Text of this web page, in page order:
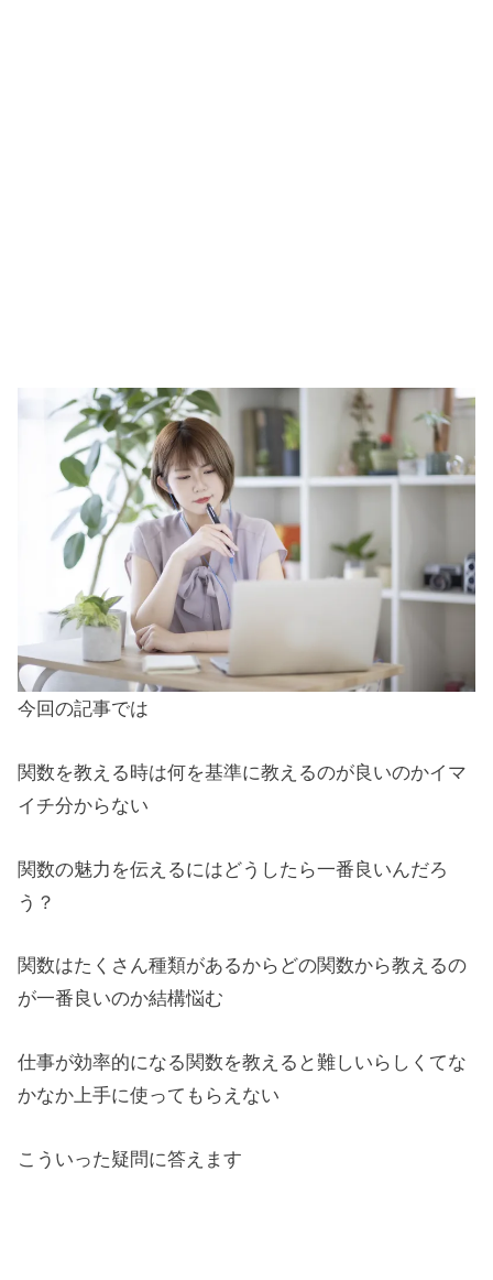
今回の記事では
関数を教える時は何を基準に教えるのが良いのかイマ
イチ分からない
関数の魅力を伝えるにはどうしたら一番良いんだろ
う？
関数はたくさん種類があるからどの関数から教えるの
が一番良いのか結構悩む
仕事が効率的になる関数を教えると難しいらしくてな
かなか上手に使ってもらえない
こういった疑問に答えます